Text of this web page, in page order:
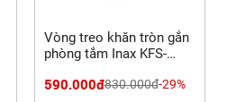
Vòng treo khăn tròn gắn
phòng tắm Inax KFS-
590.000đ830.000đ-29%